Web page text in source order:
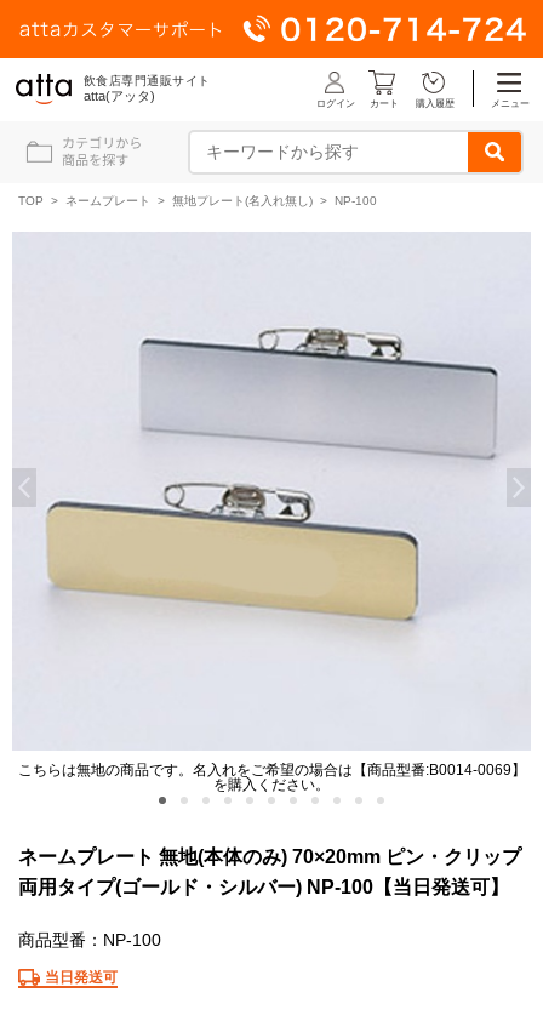
飲食店専門通販サイト
atta(アッタ) ログイン カート 購入履歴 メニュー
TOP > ネームプレート > 無地プレート(名入れ無し) > NP-100
こちらは無地の商品です。名入れをご希望の場合は【商品型番:B0014-0069】
を購入ください。
ネームプレート 無地(本体のみ) 70×20mm ピン・クリップ
両用タイプ(ゴールド・シルバー) NP-100【当日発送可】
商品型番：NP-100
当日発送可